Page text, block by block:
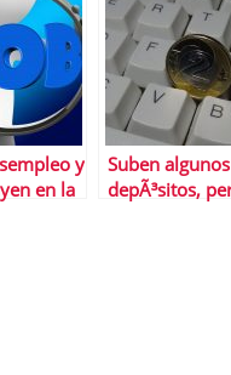
y
en la
Suben algunos
depÃ³sitos,